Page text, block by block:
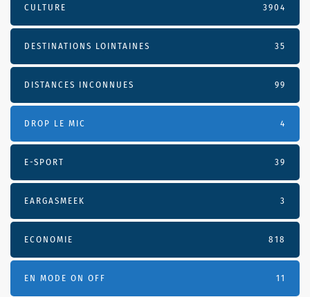
CULTURE 3904
DESTINATIONS LOINTAINES 35
DISTANCES INCONNUES 99
DROP LE MIC 4
E-SPORT 39
EARGASMEEK 3
ECONOMIE 818
EN MODE ON OFF 11